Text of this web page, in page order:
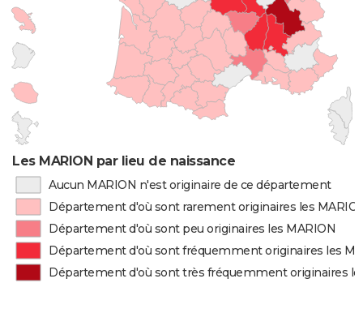
Les MARION par lieu de naissance
Aucun MARION n'est originaire de ce département
Département d'où sont rarement originaires les
Département d'où sont peu originaires les MARION
Département d'où sont fréquemment originaires les
Département d'où sont très fréquemment originaires